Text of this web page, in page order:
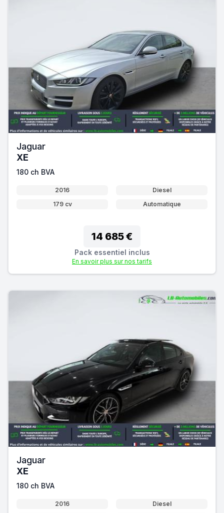
Jaguar
XE
180 ch BVA
2016
Diesel
179 cv
Automatique
14 685 €
Pack essentiel inclus
En savoir plus sur nos tarifs
Jaguar
XE
180 ch BVA
2016
Diesel